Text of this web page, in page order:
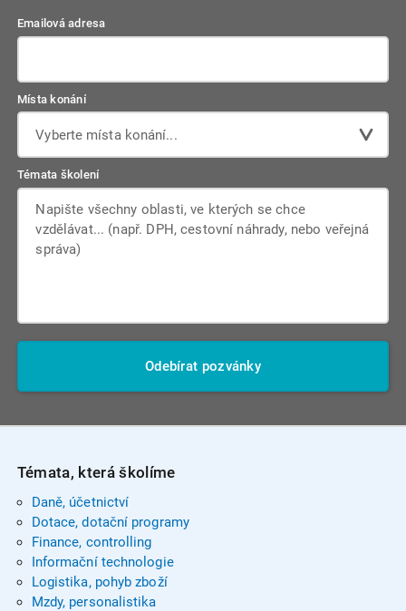
Emailová adresa
Místa konání
Vyberte místa konání...
Témata školení
Odebírat pozvánky
Témata, která školíme
Daně, účetnictví
Dotace, dotační programy
Finance, controlling
Informační technologie
Logistika, pohyb zboží
Mzdy, personalistika